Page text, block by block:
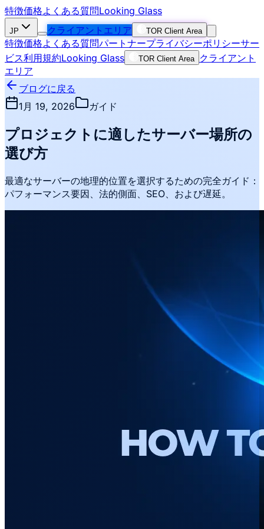
特徴価格よくある質問Looking Glass
JP クライアントエリア TOR Client Area
特徴価格よくある質問パートナープライバシーポリシーサー
ビス利用規約Looking Glass TOR Client Area
クライアント
エリア
ブログに戻る
1月 19, 2026
ガイド
プロジェクトに適したサーバー場所の
選び方
最適なサーバーの地理的位置を選択するための完全ガイド：
パフォーマンス要因、法的側面、SEO、および遅延。